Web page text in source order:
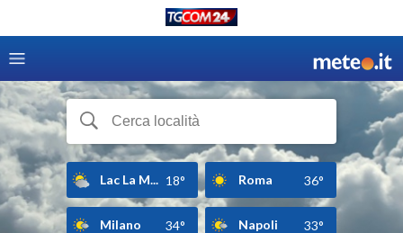
Lac La M... 18° Roma 36°
Milano 34° Napoli 33°